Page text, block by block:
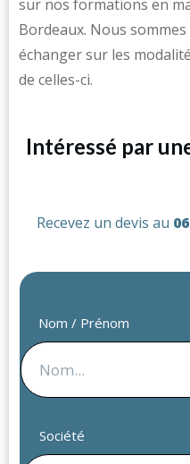
sur nos formations en
Bordeaux. Nous
échanger sur les
de celles-ci.
Intéressé par
Recevez un devis au
Nom / Prénom
Société